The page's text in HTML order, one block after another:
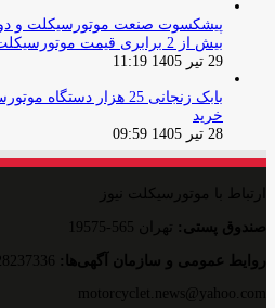
پیشکسوت صنعت موتورسیکلت و
بیش از 2 برابری قیمت موتورسیکلت در مقایسه با سال 1404
29 تیر 1405 11:19
بابک زنجانی 25 هزار
خرید
28 تیر 1405 09:59
ارتباط با موتورسیکلت نیوز
صندوق پستی: تهران 565-19575
روایط عمومی و سازمان آگهی‌ها:
motorcyclet.news@yahoo.com